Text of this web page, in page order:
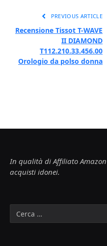
PREVIOUS ARTICLE
Recensione Tissot T-WAVE
II DIAMOND
T112.210.33.456.00
Orologio da polso donna
In qualità di Affiliato
acquisti idonei.